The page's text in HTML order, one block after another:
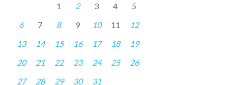
1 2 3 4
5
6
7 8 9 10 11
12
13
14 15 16 17 18
19
20
21 22 23 24 25
26
27
28 29 30 31